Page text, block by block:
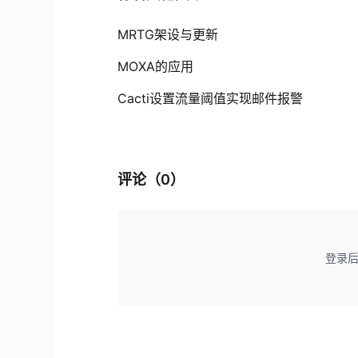
MRTG架设与更新
MOXA的应用
Cacti设置流量阈值实现邮件报警
评论（0）
登录